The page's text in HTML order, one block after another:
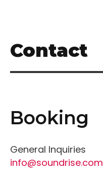
Contact
Booking
General Inquiries
info@soundrise.com